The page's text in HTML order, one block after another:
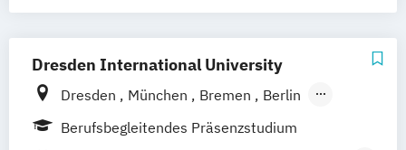
Leipzig Gütersloh Hagen Karlsruhe
Saarbrücken Mainz Arnsberg
Digitales Live Studium (DLS) Wien
Dresden International University
Dresden München Bremen
Berlin
Hamburg
Leipzig Nürnberg
Köln
Berufsbegleitendes Präsenzstudium